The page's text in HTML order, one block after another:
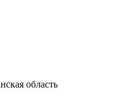
область